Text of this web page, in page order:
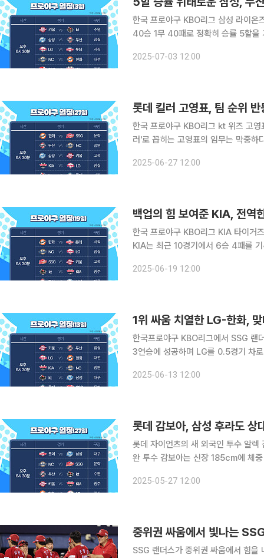
한국 프로야구 KBO리그 삼성 라이온즈가 5할
40승 1무 40패로 정확히 승률 5할을
8패로 매우 저조한 성적을 거둔 삼성
2025-07-03 12:00
롯데 킬러 고영표, 팀 순위
한국 프로야구 KBO리그 kt 위즈 고영표
러'로 꼽히는 고영표의 임무는 막중
지난 시즌과는 다르게 올해는 토종 1
2025-06-27 12:00
백업의 힘 보여준 KIA, 전
한국 프로야구 KBO리그 KIA 타이거즈가 5연승에 도전한다
KIA는 최근 10경기에서 6승 4패를
장 적은 수치다. 야수 최고령 최형우,
2025-06-19 12:00
한국프로야구 KBO리그에서 SSG 랜
3연승에 성공하며 LG를 0.5경기 차로
SSG를 상대로 8-6 승리에 성공하며
2025-06-13 12:00
롯데 감보아, 삼성 후라도
롯데 자이언츠의 새 외국인 투수 알렉 감보아가 첫 등판
완 투수 감보아는 신장 185cm에 체
을 기록했다. 선발로는 41경기에 나
2025-05-27 12:00
SSG 랜더스가 중위권 싸움에서 힘을 내면서 단독 4